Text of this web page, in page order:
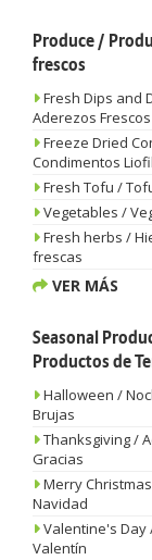
Produce /
frescos
Fresh Dips and
Aderezos Frescos
Freeze Dried
Condimentos
Fresh Tofu /
Vegetables /
Fresh herbs /
frescas
VER MÁS
Seasonal
Productos de
Halloween /
Brujas
Thanksgiving /
Gracias
Merry
Navidad
Valentine's Day
Valentín